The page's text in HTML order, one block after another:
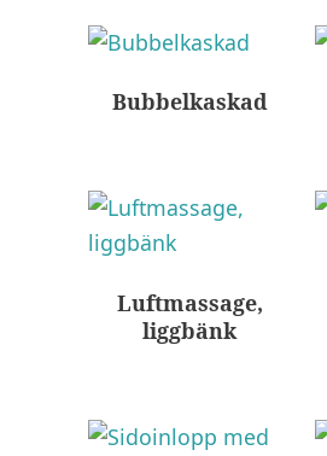
Bubbelkaskad
Luftmassage,
liggbänk